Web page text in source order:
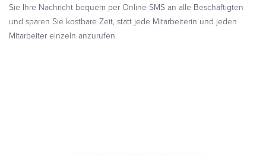
Sie Ihre Nachricht bequem per Online-SMS an alle Beschäftigten
und sparen Sie kostbare Zeit, statt jede Mitarbeiterin und jeden
Mitarbeiter einzeln anzurufen.